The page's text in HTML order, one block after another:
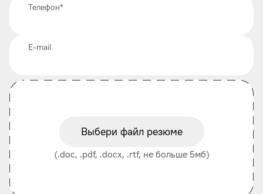
Телефон*
E-mail
Выбери файл резюме
(.doc, .pdf, .docx, .rtf, не больше 5мб)